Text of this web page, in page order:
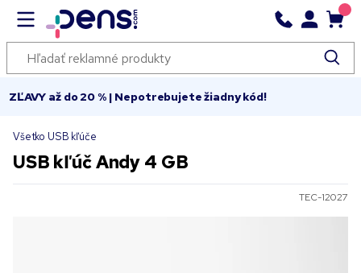
ZĽAVY až do 20 % | Nepotrebujete žiadny kód!
Všetko USB kľúče
USB kľúč Andy 4 GB
TEC-12027